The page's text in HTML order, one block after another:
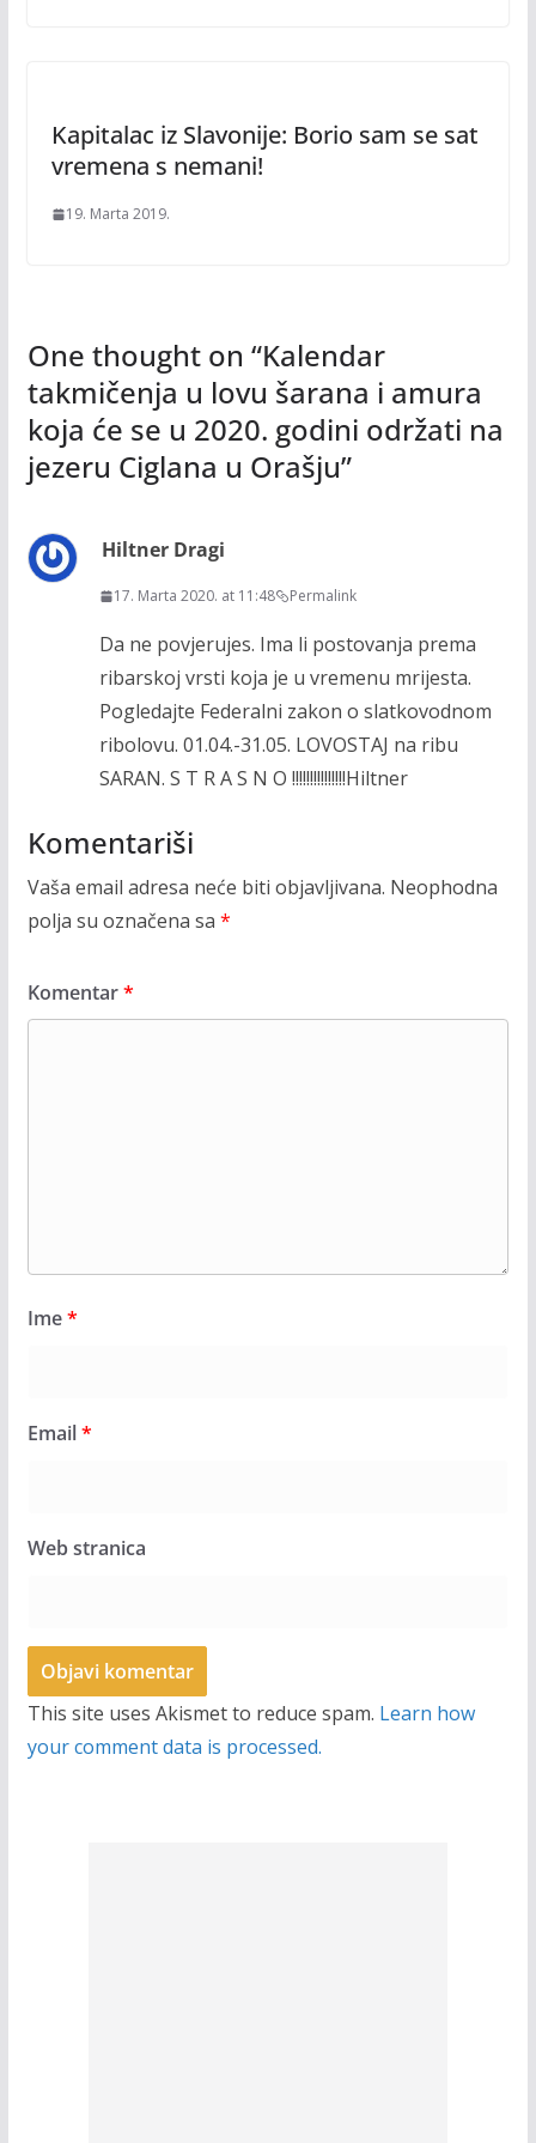
Kapitalac iz Slavonije: Borio sam se sat
vremena s nemani!
19. Marta 2019.
One thought on “Kalendar
takmičenja u lovu šarana i amura
koja će se u 2020. godini održati na
jezeru Ciglana u Orašju”
Hiltner Dragi
17. Marta 2020. at 11:48 Permalink
Da ne povjerujes. Ima li postovanja prema
ribarskoj vrsti koja je u vremenu mrijesta.
Pogledajte Federalni zakon o slatkovodnom
ribolovu. 01.04.-31.05. LOVOSTAJ na ribu
SARAN. S T R A S N O !!!!!!!!!!!!!!!Hiltner
Komentariši
Vaša email adresa neće biti objavljivana. Neophodna
polja su označena sa *
Komentar*
Ime*
Email*
Web stranica
This site uses Akismet to reduce spam. Learn how
your comment data is processed.